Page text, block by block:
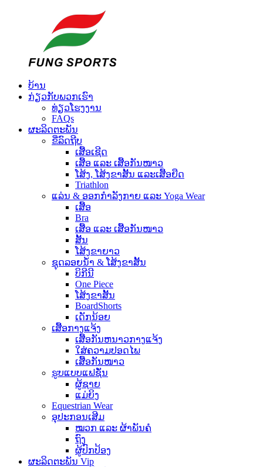
ບ້ານ
ກ່ຽວກັບພວກເຮົາ
ທ່ຽວໂຮງງານ
FAQs
ຜະລິດຕະພັນ
ຂີ່ລົດຖີບ
ເສື້ອເຊີດ
ເສື້ອ ແລະ ເສື້ອກັນໜາວ
ໂສ້ງ, ໂສ້ງຂາສັ້ນ ແລະເສື້ອຍືດ
Triathlon
ແລ່ນ & ອອກກຳລັງກາຍ ແລະ Yoga Wear
ເສື້ອ
Bra
ເສື້ອ ແລະ ເສື້ອກັນໜາວ
ສັ້ນ
ໂສ້ງຂາຍາວ
ຊຸດລອຍນໍ້າ & ໂສ້ງຂາສັ້ນ
ບິກີນີ
One Piece
ໂສ້ງຂາສັ້ນ
BoardShorts
ເດັກນ້ອຍ
ເສື້ອກາງແຈ້ງ
ເສື້ອກັນຫນາວກາງແຈ້ງ
ໃສ່ຄວາມປອດໄພ
ເສື້ອກັນໜາວ
ຮູບແບບແຟຊັ່ນ
ຜູ້ຊາຍ
ແມ່ຍິງ
Equestrian Wear
ອຸປະກອນເສີມ
ໝວກ ແລະ ຜ້າພັນຄໍ
ຖົງ
ຜູ້ປົກປ້ອງ
ຜະລິດຕະພັນ Vip